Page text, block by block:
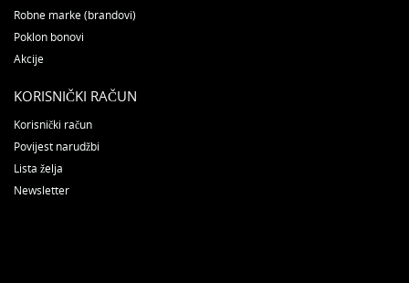
Robne marke (brandovi)
Poklon bonovi
Akcije
KORISNIČKI RAČUN
Korisnički račun
Povijest narudžbi
Lista želja
Newsletter